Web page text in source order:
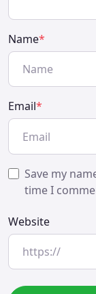
Name*
Email*
Save my
time I
Website